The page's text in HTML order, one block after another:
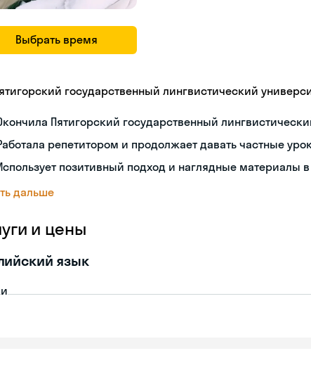
Выбрать время
государственный лингвистический
Пятигорский государственный
репетитором и продолжает давать частные
позитивный подход и наглядные материалы
дальше
и цены
язык